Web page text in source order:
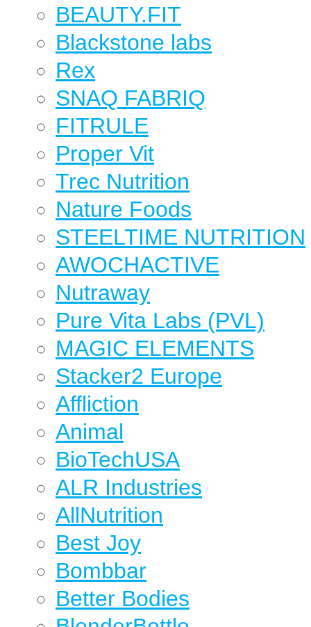
BEAUTY.FIT
Blackstone labs
Rex
SNAQ FABRIQ
FITRULE
Proper Vit
Trec Nutrition
Nature Foods
STEELTIME NUTRITION
AWOCHACTIVE
Nutraway
Pure Vita Labs (PVL)
MAGIC ELEMENTS
Stacker2 Europe
Affliction
Animal
BioTechUSA
ALR Industries
AllNutrition
Best Joy
Bombbar
Better Bodies